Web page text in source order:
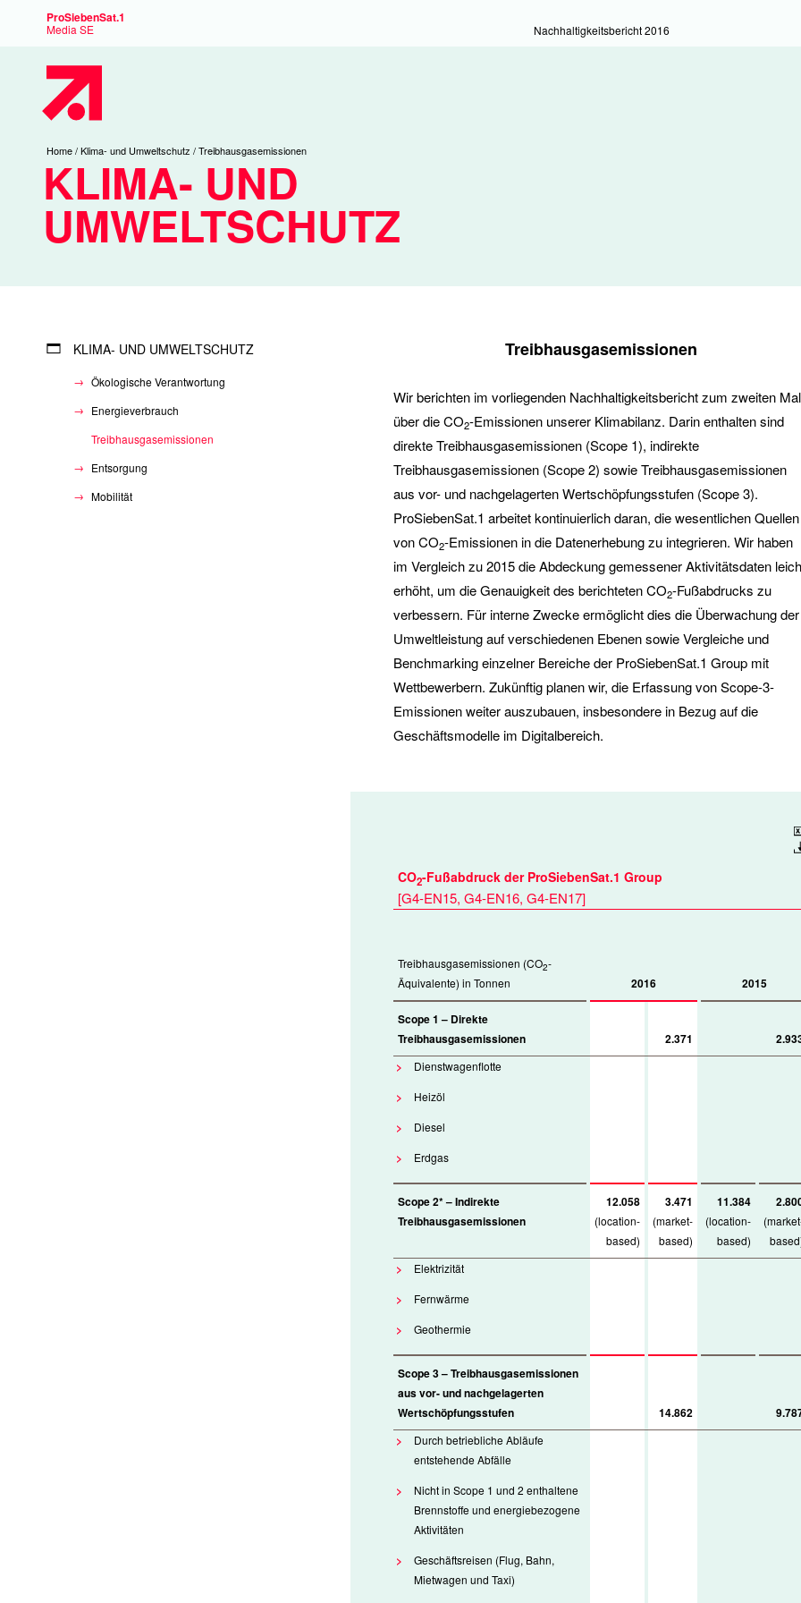
ProSiebenSat.1
Media SE Nachhaltigkeitsbericht2016
Sie
sind
hier:
Home Klima- und Umweltschutz Treibhausgasemissionen
KLIMA- UND
UMWELTSCHUTZ
KLIMA- UND UMWELTSCHUTZ
Ökologische Verantwortung
Energieverbrauch
Treibhausgasemissionen
Entsorgung
Mobilität
Treibhausgasemissionen
Wir berichten im vorliegenden Nachhaltigkeitsbericht zum zweiten Mal
über die CO2-Emissionen unserer Klimabilanz. Darin enthalten sind
direkte Treibhausgasemissionen (Scope 1), indirekte
Treibhausgasemissionen (Scope 2) sowie Treibhausgasemissionen
aus vor- und nachgelagerten Wertschöpfungsstufen (Scope 3).
ProSiebenSat.1 arbeitet kontinuierlich daran, die wesentlichen Quellen
von CO2-Emissionen in die Datenerhebung zu integrieren. Wir haben
im Vergleich zu 2015 die Abdeckung gemessener Aktivitätsdaten
erhöht, um die Genauigkeit des berichteten CO2-Fußabdrucks zu
verbessern. Für interne Zwecke ermöglicht dies die Überwachung der
Umweltleistung auf verschiedenen Ebenen sowie Vergleiche und
Benchmarking einzelner Bereiche der ProSiebenSat.1 Group mit
Wettbewerbern. Zukünftig planen wir, die Erfassung von Scope-3-
Emissionen weiter auszubauen, insbesondere in Bezug auf die
Geschäftsmodelle im Digitalbereich.
CO2-Fußabdruck der ProSiebenSat.1 Group
[G4-EN15, G4-EN16, G4-EN17]
Treibhausgasemissionen (CO2-
Äquivalente) in Tonnen
2016 2015
Scope 1 – Direkte
Treibhausgasemissionen
2.371
Dienstwagenflotte
Heizöl
Diesel
Erdgas
Scope 2* – Indirekte
Treibhausgasemissionen
12.058
(location-
based)
3.471
(market-
based)
11.384
(location-
based)
Elektrizität
Fernwärme
Geothermie
Scope 3 – Treibhausgasemissionen
aus vor- und nachgelagerten
Wertschöpfungsstufen
14.862
Durch betriebliche Abläufe
entstehende Abfälle
Nicht in Scope 1 und 2 enthaltene
Brennstoffe und energiebezogene
Aktivitäten
Geschäftsreisen (Flug, Bahn,
Mietwagen und Taxi)